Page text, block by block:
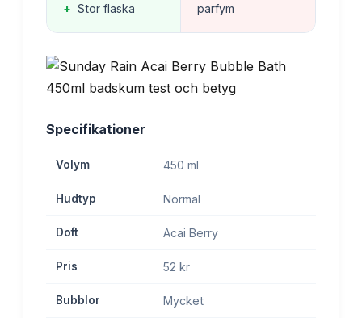
+ Stor flaska
parfym
Specifikationer
Volym 450 ml
Hudtyp Normal
Doft Acai Berry
Pris 52 kr
Bubblor Mycket